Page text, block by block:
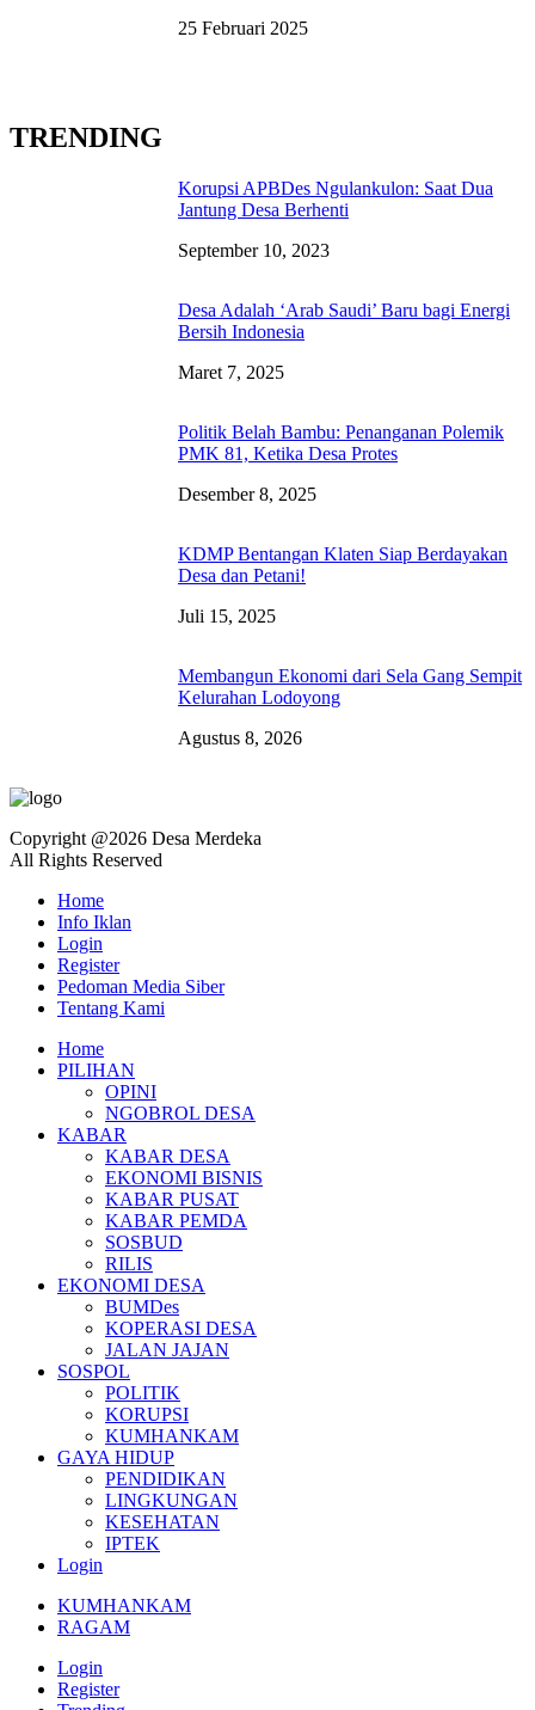
25 Februari 2025
TRENDING
Korupsi APBDes Ngulankulon: Saat Dua
Jantung Desa Berhenti
September 10, 2023
Desa Adalah ‘Arab Saudi’ Baru bagi Energi
Bersih Indonesia
Maret 7, 2025
Politik Belah Bambu: Penanganan Polemik
PMK 81, Ketika Desa Protes
Desember 8, 2025
KDMP Bentangan Klaten Siap Berdayakan
Desa dan Petani!
Juli 15, 2025
Membangun Ekonomi dari Sela Gang Sempit
Kelurahan Lodoyong
Agustus 8, 2026
Copyright @2026 Desa Merdeka
All Rights Reserved
Home
Info Iklan
Login
Register
Pedoman Media Siber
Tentang Kami
Home
PILIHAN
OPINI
NGOBROL DESA
KABAR
KABAR DESA
EKONOMI BISNIS
KABAR PUSAT
KABAR PEMDA
SOSBUD
RILIS
EKONOMI DESA
BUMDes
KOPERASI DESA
JALAN JAJAN
SOSPOL
POLITIK
KORUPSI
KUMHANKAM
GAYA HIDUP
PENDIDIKAN
LINGKUNGAN
KESEHATAN
IPTEK
Login
KUMHANKAM
RAGAM
Login
Register